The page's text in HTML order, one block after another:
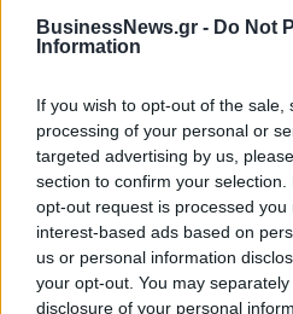
BusinessNews.gr - Do Not
Information
If you wish to opt-out of the
processing of your personal or
targeted advertising by us,
section to confirm your
opt-out request is processed you
interest-based ads based on
us or personal information
your opt-out. You may
disclosure of your personal
ΡΟΗ ΕΙΔΗΣΕΩΝ
Χρηματιστήριο: Πτώση κατά
εκατ. ευρώ ο τζίρος
06/08/2026 - 18:10 ΟΙΚΟΝΟΜΙΑ
ΟΠΕΚΑ: Αύριο η δεύτερη
του Λογαριασμού Αγροτικής